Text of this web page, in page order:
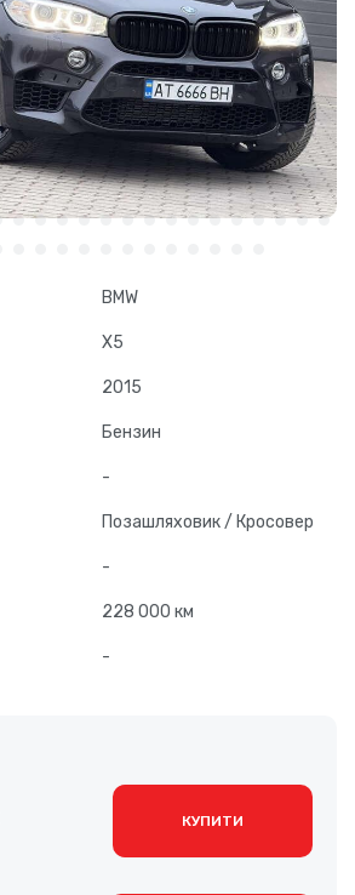
BMW
X5
2015
Бензин
-
Позашляховик / Кросовер
-
228 000 км
-
КУПИТИ